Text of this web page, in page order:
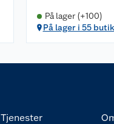
På lager (+100)
På lager i 55
Tjenester